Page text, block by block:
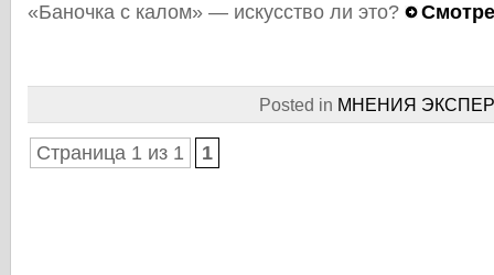
«Баночка с калом» — искусство ли это?
Posted in МНЕНИЯ
Страница 1 из 1 1